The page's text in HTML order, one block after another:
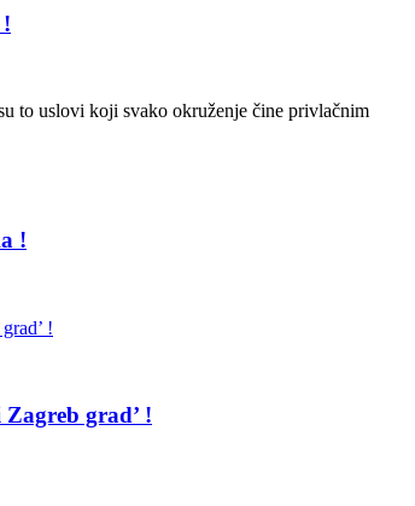
to uslovi koji svako okruženje čine privlačnim
!
grad’ !